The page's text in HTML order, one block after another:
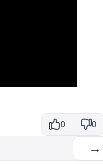
0 0
→